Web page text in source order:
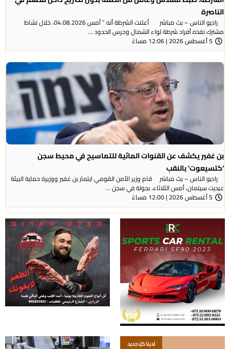
الناصرة
راديو الناس – بث مباشر أعلنت الشرطة أنه ” أمس 04.08.2026، خلال نشاط
مشترك نفذه أفراد شرطة لواء الشمال وحرس الحدود ...
5 أغسطس 2026 | 12:06 مساءً
بن غفير يكشف عن القنوات المائية للتماسيح في محيط سجن
‘كتسيعوت‘ بالنقب
راديو الناس – بث مباشر قام وزير الأمن القومي ايتمار بن غفير ووزيرة حماية البيئة
عيديت سيلمان، أمس الثلاثاء، بجولة في سجن ...
5 أغسطس 2026 | 12:00 مساءً